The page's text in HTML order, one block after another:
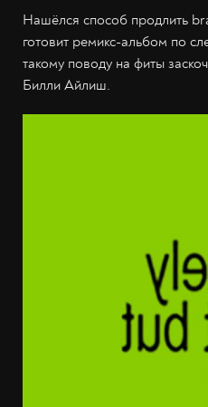
Нашёлся способ продлить
готовит ремикс-альбом по
такому поводу на фиты
Билли Айлиш.